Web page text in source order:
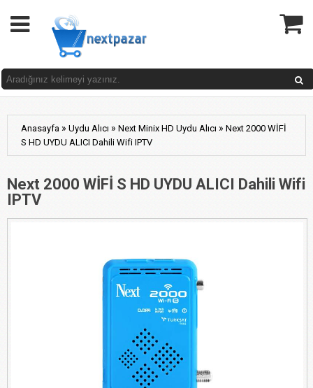
Anasayfa » Uydu Alıcı » Next Minix HD Uydu Alıcı » Next 2000 WİFİ
S HD UYDU ALICI Dahili Wifi IPTV
Next 2000 WİFİ S HD UYDU ALICI Dahili Wifi
IPTV